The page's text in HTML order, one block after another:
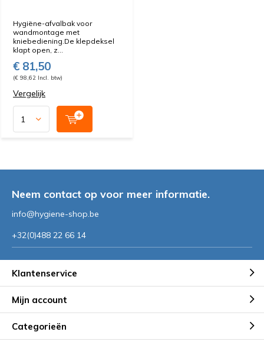
Hygiëne-afvalbak voor
wandmontage met
kniebediening.De klepdeksel
klapt open, z...
€ 81,50
(€ 98,62 Incl. btw)
Vergelijk
Neem contact op voor meer informatie.
info@hygiene-shop.be
+32(0)488 22 66 14
Klantenservice
Mijn account
Categorieën